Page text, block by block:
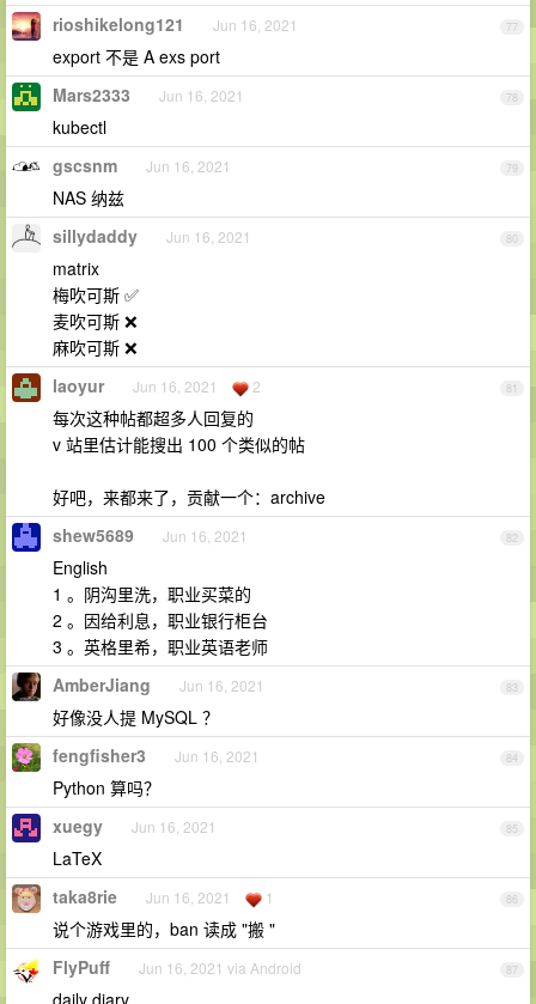
77
rioshikelong121 Jun 16, 2021
export 不是 A exs port
78
Mars2333 Jun 16, 2021
kubectl
79
gscsnm Jun 16, 2021
NAS 纳兹
80
sillydaddy Jun 16, 2021
matrix
梅吹可斯 ✅
麦吹可斯 ❌
麻吹可斯 ❌
81
laoyur Jun 16, 2021 2
每次这种帖都超多人回复的
v 站里估计能搜出 100 个类似的帖
好吧，来都来了，贡献一个：archive
82
shew5689 Jun 16, 2021
English
1 。阴沟里洗，职业买菜的
2 。因给利息，职业银行柜台
3 。英格里希，职业英语老师
83
AmberJiang Jun 16, 2021
好像没人提 MySQL ？
84
fengfisher3 Jun 16, 2021
Python 算吗？
85
xuegy Jun 16, 2021
LaTeX
86
taka8rie Jun 16, 2021 1
说个游戏里的，ban 读成 "搬 "
87
FlyPuff Jun 16, 2021 via Android